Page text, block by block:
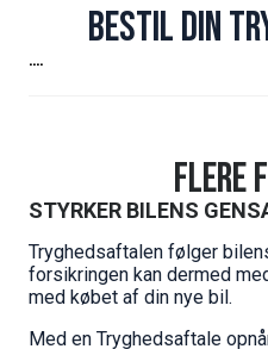
Bestil din
....
FLERE
STYRKER BILENS
Tryghedsaftalen følger
forsikringen kan dermed
med købet af din nye bil.
Med en Tryghedsaftale